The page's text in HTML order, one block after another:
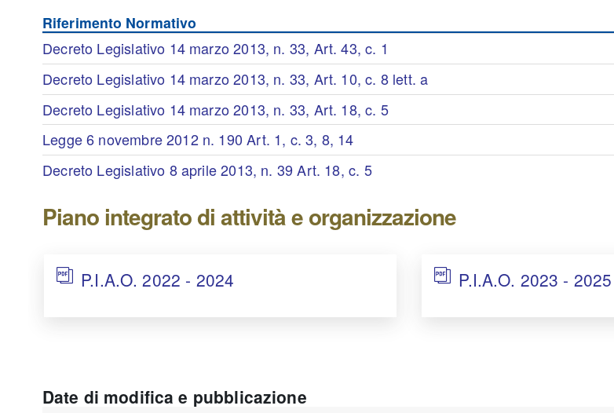
Riferimento Normativo
Decreto Legislativo 14 marzo 2013, n. 33, Art. 43, c. 1
Decreto Legislativo 14 marzo 2013, n. 33, Art. 10, c. 8 lett. a
Decreto Legislativo 14 marzo 2013, n. 33, Art. 18, c. 5
Legge 6 novembre 2012 n. 190 Art. 1, c. 3, 8, 14
Decreto Legislativo 8 aprile 2013, n. 39 Art. 18, c. 5
Piano integrato di attività e organizzazione
P.I.A.O. 2022 - 2024 P.I.A.O. 2023 - 2025
Date di modifica e pubblicazione